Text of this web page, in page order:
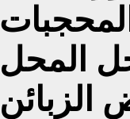
المحل
الزبائن